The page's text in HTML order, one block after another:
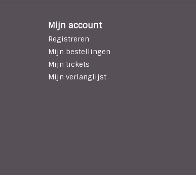
Mijn account
Registreren
Mijn bestellingen
Mijn tickets
Mijn verlanglijst